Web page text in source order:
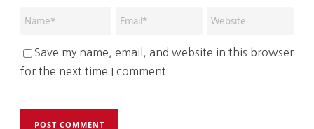
Save my name, email, and website in this browser
for the next time I comment.